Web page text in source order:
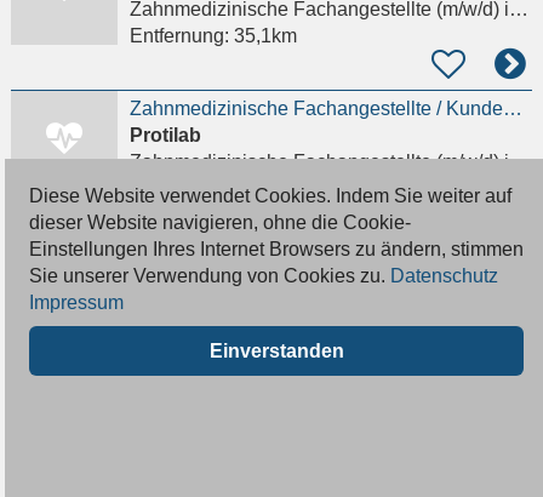
Zahnmedizinische Fachangestellte (m/w/d)in Oberursel (Taunus)
Entfernung: 35,1km
Zahnmedizinische Fachangestellte / KundenberaterIn / administrative AssistentIn (m/w/d) in Oberursel
Protilab
Zahnmedizinische Fachangestellte (m/w/d)in Oberursel (Taunus)
Entfernung:35,1km
Ausbildungsplatz zur/zum Zahnmedizinischen Fachangestellten (m/w/d) ab August – Kieferorthopädie
Entfernung:35,3km
Diese Website verwendet Cookies. Indem Sie weiter auf
dieser Website navigieren, ohne die Cookie-
Einstellungen Ihres Internet Browsers zu ändern, stimmen
Sie unserer Verwendung von Cookies zu. Datenschutz
Impressum
Einverstanden